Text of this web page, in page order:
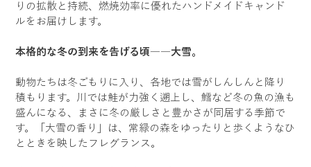
りの拡散と持続、燃焼効率に優れたハンドメイドキャンド
ルをお届けします。
本格的な冬の到来を告げる頃――大雪。
動物たちは冬ごもりに入り、各地では雪がしんしんと降り
積もります。川では鮭が力強く遡上し、鱈など冬の魚の漁も
盛んになる、まさに冬の厳しさと豊かさが同居する季節で
す。「大雪の香り」は、常緑の森をゆったりと歩くようなひ
とときを映したフレグランス。